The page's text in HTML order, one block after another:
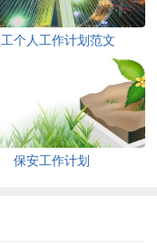
工个人工作计划范文
保安工作计划